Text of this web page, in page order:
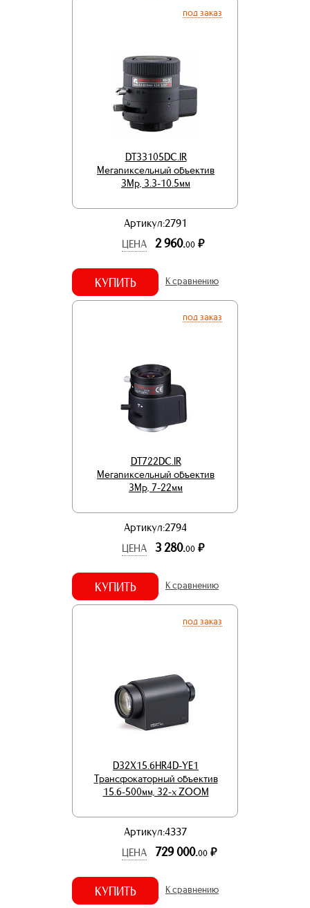
под заказ
DT33105DC.IR
Мегапиксельный объектив
3Mp, 3.3-10.5мм
Артикул:2791
ЦЕНА
2 960.00 р.
КУПИТЬ К сравнению
под заказ
DT722DC.IR
Мегапиксельный объектив
3Mp, 7-22мм
Артикул:2794
ЦЕНА
3 280.00 р.
КУПИТЬ К сравнению
под заказ
D32X15.6HR4D-YE1
Трансфокаторный объектив
15.6-500мм, 32-х ZOOM
Артикул:4337
ЦЕНА
729 000.00 р.
КУПИТЬ К сравнению